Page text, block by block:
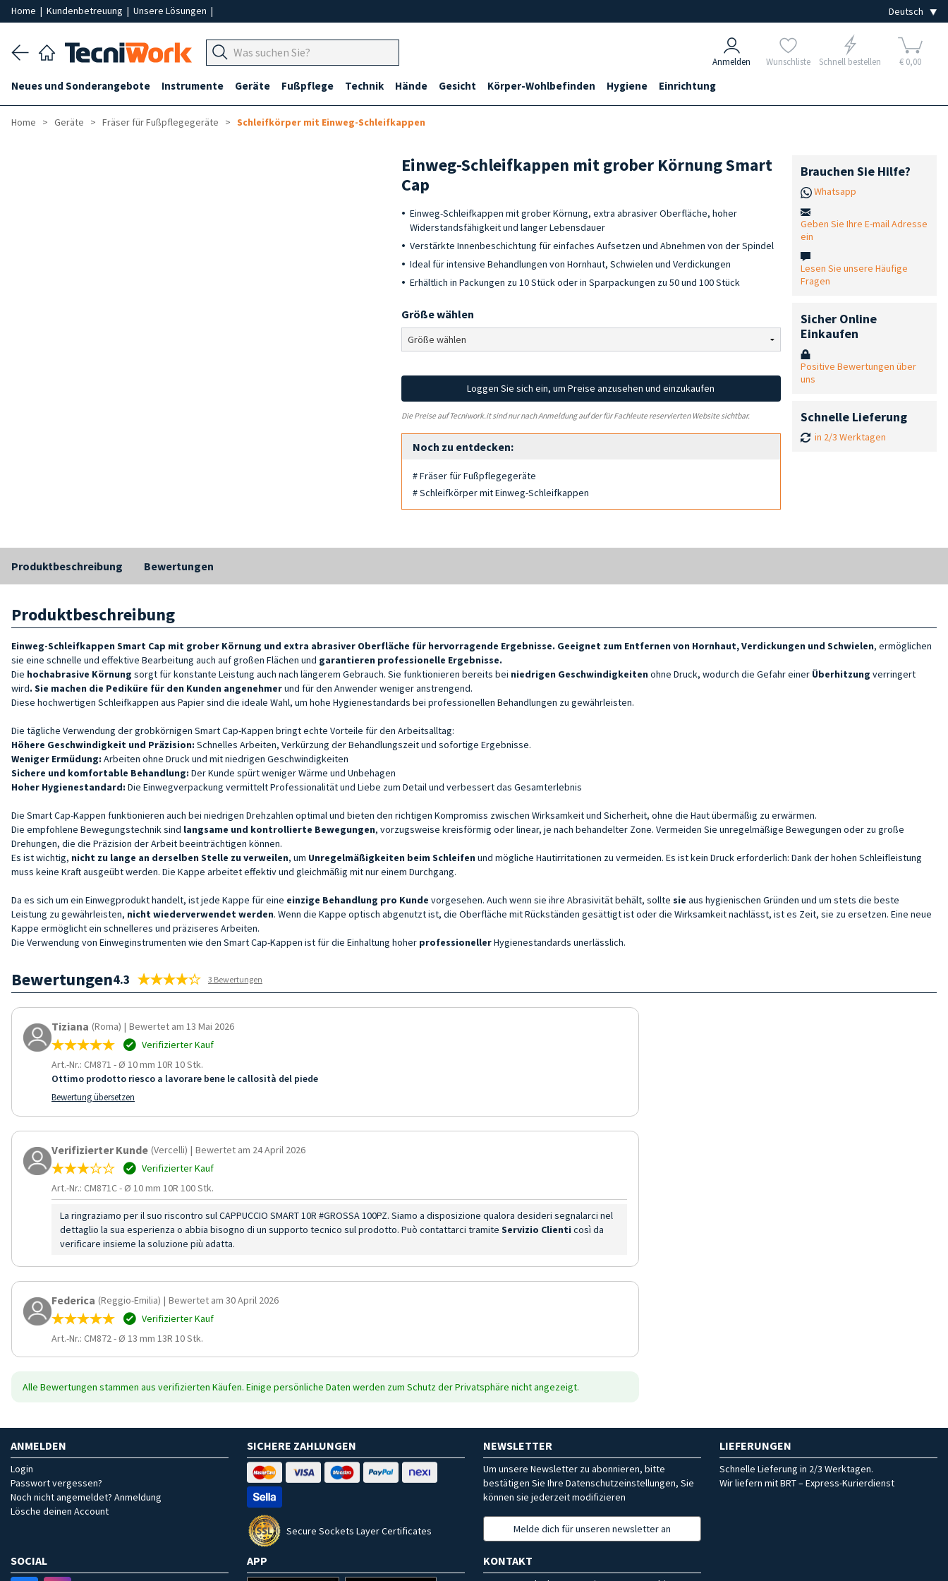
Home | Kundenbetreuung | Unsere Lösungen |
Anmelden Wunschliste Schnell bestellen € 0,00
Neues und Sonderangebote Instrumente Geräte Fußpflege Technik Hände Gesicht Körper-Wohlbefinden Hygiene Einrichtung
Home Geräte Fräser für Fußpflegegeräte Schleifkörper mit Einweg-Schleifkappen
Einweg-Schleifkappen mit grober Körnung Smart
Cap
Einweg-Schleifkappen mit grober Körnung, extra abrasiver Oberfläche, hoher
Widerstandsfähigkeit und langer Lebensdauer
Verstärkte Innenbeschichtung für einfaches Aufsetzen und Abnehmen von der Spindel
Ideal für intensive Behandlungen von Hornhaut, Schwielen und Verdickungen
Erhältlich in Packungen zu 10 Stück oder in Sparpackungen zu 50 und 100 Stück
Größe wählen
Loggen Sie sich ein, um Preise anzusehen und einzukaufen
Die Preise auf Tecniwork.it sind nur nach Anmeldung auf der für Fachleute reservierten Website sichtbar.
Noch zu entdecken:
# Fräser für Fußpflegegeräte
# Schleifkörper mit Einweg-Schleifkappen
Brauchen Sie Hilfe?
Whatsapp
Geben Sie Ihre E-mail Adresse
ein
Lesen Sie unsere Häufige
Fragen
Sicher Online
Einkaufen
Positive Bewertungen über
uns
Schnelle Lieferung
in 2/3 Werktagen
Produktbeschreibung Bewertungen
Produktbeschreibung
Einweg-Schleifkappen Smart Cap mit grober Körnung und extra abrasiver Oberfläche für hervorragende Ergebnisse. Geeignet zum Entfernen von Hornhaut, Verdickungen und Schwielen, ermöglichen
sie eine schnelle und effektive Bearbeitung auch auf großen Flächen und garantieren professionelle Ergebnisse.
Die hochabrasive Körnung sorgt für konstante Leistung auch nach längerem Gebrauch. Sie funktionieren bereits bei niedrigen Geschwindigkeiten ohne Druck, wodurch die Gefahr einer Überhitzung verringert
wird. Sie machen die Pediküre für den Kunden angenehmerund für den Anwender weniger anstrengend.
Diese hochwertigen Schleifkappen aus Papier sind die ideale Wahl, um hohe Hygienestandards bei professionellen Behandlungen zu gewährleisten.
Die tägliche Verwendung der grobkörnigen Smart Cap-Kappen bringt echte Vorteile für den Arbeitsalltag:
Höhere Geschwindigkeit und Präzision: Schnelles Arbeiten, Verkürzung der Behandlungszeit und sofortige Ergebnisse.
Weniger Ermüdung: Arbeiten ohne Druck und mit niedrigen Geschwindigkeiten
Sichere und komfortable Behandlung: Der Kunde spürt weniger Wärme und Unbehagen
Hoher Hygienestandard: Die Einwegverpackung vermittelt Professionalität und Liebe zum Detail und verbessert das Gesamterlebnis
Die Smart Cap-Kappen funktionieren auch bei niedrigen Drehzahlen optimal und bieten den richtigen Kompromiss zwischen Wirksamkeit und Sicherheit, ohne die Haut übermäßig zu erwärmen.
Die empfohlene Bewegungstechnik sind langsame und kontrollierte Bewegungen, vorzugsweise kreisförmig oder linear, je nach behandelter Zone. Vermeiden Sie unregelmäßige Bewegungen oder zu große
Drehungen, die die Präzision der Arbeit beeinträchtigen können.
Es ist wichtig, nicht zu lange an derselben Stelle zu verweilen, um Unregelmäßigkeiten beim Schleifen und mögliche Hautirritationen zu vermeiden. Es ist kein Druck erforderlich: Dank der hohen Schleifleistung
muss keine Kraft ausgeübt werden. Die Kappe arbeitet effektiv und gleichmäßig mit nur einem Durchgang.
Da es sich um ein Einwegprodukt handelt, ist jede Kappe für eine einzige Behandlung pro Kunde vorgesehen. Auch wenn sie ihre Abrasivität behält, sollte sie aus hygienischen Gründen und um stets die beste
Leistung zu gewährleisten, nicht wiederverwendet werden. Wenn die Kappe optisch abgenutzt ist, die Oberfläche mit Rückständen gesättigt ist oder die Wirksamkeit nachlässt, ist es Zeit, sie zu ersetzen. Eine neue
Kappe ermöglicht ein schnelleres und präziseres Arbeiten.
Die Verwendung von Einweginstrumenten wie den Smart Cap-Kappen ist für die Einhaltung hoher professionellerHygienestandards unerlässlich.
Bewertungen4.3 3 Bewertungen
Tiziana (Roma) | Bewertet am 13 Mai 2026
Verifizierter Kauf
Art.-Nr.: CM871 - Ø 10 mm 10R 10 Stk.
Ottimo prodotto riesco a lavorare bene le callosità del piede
Bewertung übersetzen
Verifizierter Kunde (Vercelli) | Bewertet am 24 April 2026
Verifizierter Kauf
Art.-Nr.: CM871C- Ø 10 mm 10R 100 Stk.
La ringraziamo per il suo riscontro sul CAPPUCCIO SMART 10R #GROSSA 100PZ. Siamo a disposizione qualora desideri segnalarci nel
dettaglio la sua esperienza o abbia bisogno di un supporto tecnico sul prodotto. Può contattarci tramite Servizio Clienti così da
verificare insieme la soluzione più adatta.
Federica (Reggio-Emilia) | Bewertet am 30 April 2026
Verifizierter Kauf
Art.-Nr.: CM872- Ø 13 mm 13R 10 Stk.
Alle Bewertungen stammen aus verifizierten Käufen. Einige persönliche Daten werden zum Schutz der Privatsphäre nicht angezeigt.
ANMELDEN
Login
Passwort vergessen?
Noch nicht angemeldet? Anmeldung
Lösche deinen Account
SICHERE ZAHLUNGEN
Secure Sockets Layer Certificates
NEWSLETTER
Um unsere Newsletter zu abonnieren, bitte
bestätigen Sie Ihre Datenschutzeinstellungen, Sie
können sie jederzeit modifizieren
Melde dich für unseren newsletter an
LIEFERUNGEN
Schnelle Lieferung in 2/3 Werktagen.
Wir liefern mit BRT – Express-Kurierdienst
SOCIAL APP KONTAKT